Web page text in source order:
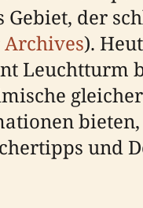
der
).
Leuchtturm
und